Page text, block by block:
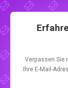
Verpassen Sie
Ihre E-Mail-